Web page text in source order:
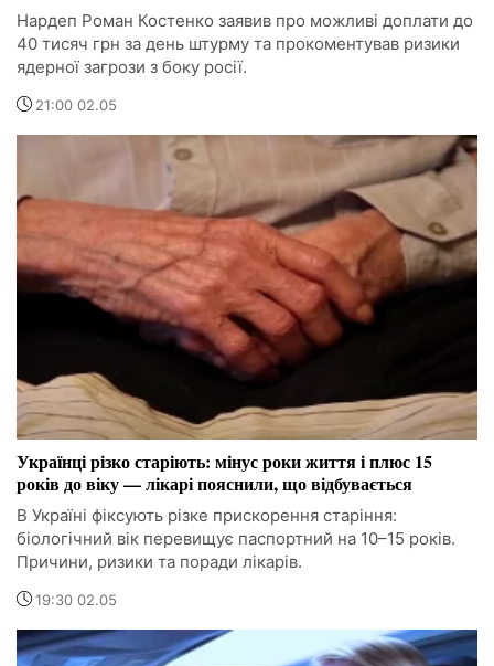
Нардеп Роман Костенко заявив про можливі доплати до
40 тисяч грн за день штурму та прокоментував ризики
ядерної загрози з боку росії.
21:00 02.05
Українці різко старіють: мінус роки життя і плюс 15
років до віку — лікарі пояснили, що відбувається
В Україні фіксують різке прискорення старіння:
біологічний вік перевищує паспортний на 10–15 років.
Причини, ризики та поради лікарів.
19:30 02.05